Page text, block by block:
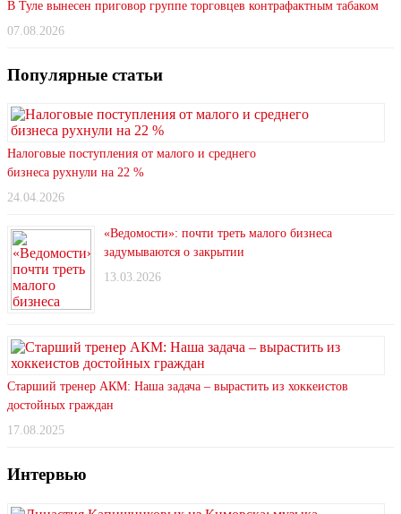
В Туле вынесен приговор группе торговцев контрафактным табаком
07.08.2026
Популярные статьи
Налоговые поступления от малого и среднего
бизнеса рухнули на 22 %
24.04.2026
«Ведомости»: почти треть малого бизнеса
задумываются о закрытии
13.03.2026
Старший тренер АКМ: Наша задача – вырастить из хоккеистов
достойных граждан
17.08.2025
Интервью